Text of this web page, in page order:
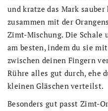
und kratze das Mark
zusammen mit der
Zimt-Mischung. Die
am besten, indem du sie
zwischen deinen Fingern
Rühre alles gut durch, ehe
kleinen Gläschen verteilst.
Besonders gut passt Zimt-